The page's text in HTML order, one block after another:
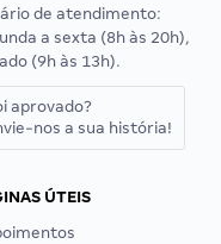
de atendimento:
a sexta (8h às 20h),
(9h às 13h).
aprovado?
nos a sua história!
ÚTEIS